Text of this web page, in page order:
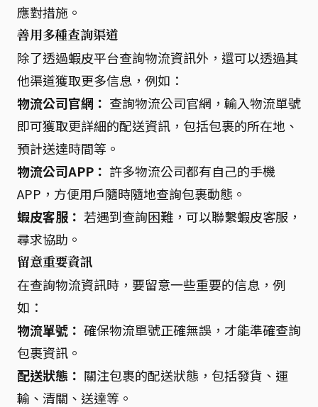
應對措施。
善用多種查詢渠道
除了透過蝦皮平台查詢物流資訊外，還可以透過其
他渠道獲取更多信息，例如：
物流公司官網： 查詢物流公司官網，輸入物流單號
即可獲取更詳細的配送資訊，包括包裹的所在地、
預計送達時間等。
物流公司APP： 許多物流公司都有自己的手機
APP，方便用戶隨時隨地查詢包裹動態。
蝦皮客服： 若遇到查詢困難，可以聯繫蝦皮客服，
尋求協助。
留意重要資訊
在查詢物流資訊時，要留意一些重要的信息，例
如：
物流單號： 確保物流單號正確無誤，才能準確查詢
包裹資訊。
配送狀態： 關注包裹的配送狀態，包括發貨、運
輸、清關、送達等。